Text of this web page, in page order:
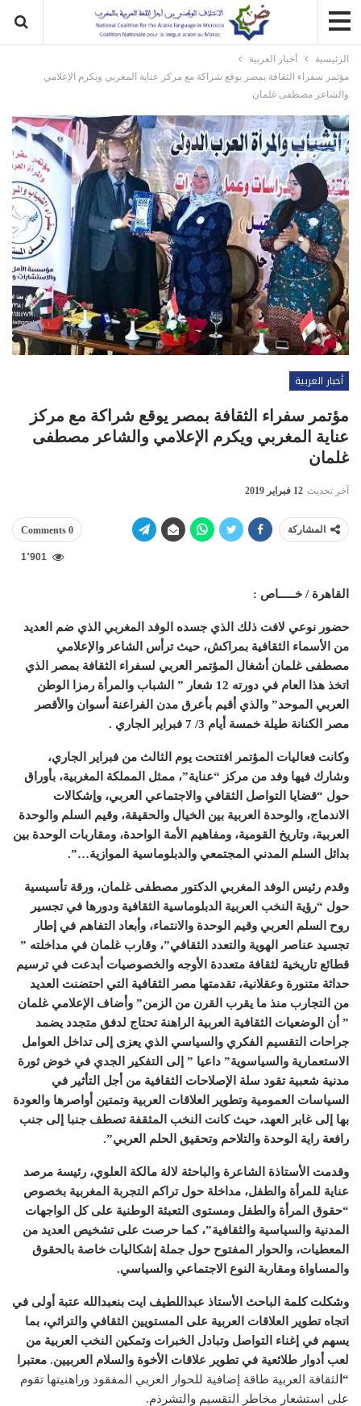
الرئيسية
أخبار العربية
مؤتمر سفراء الثقافة بمصر يوقع شراكة مع مركز عناية المغربي ويكرم الإعلامي
والشاعر مصطفى غلمان
أخبار العربية
مؤتمر سفراء الثقافة بمصر يوقع شراكة مع مركز
عناية المغربي ويكرم الإعلامي والشاعر مصطفى
غلمان
آخر تحديث 12 فبراير 2019
المشاركة 0 Comments
1٬901
القاهرة / خـــــاص :
حضور نوعي لافت ذلك الذي جسده الوفد المغربي الذي ضم العديد
من الأسماء الثقافية بمراكش، حيث ترأس الشاعر والإعلامي
مصطفى غلمان أشغال المؤتمر العربي لسفراء الثقافة بمصر الذي
اتخذ هذا العام في دورته 12 شعار ” الشباب والمرأة رمزا الوطن
العربي الموحد” والذي أقيم بأعرق مدن الفراعنة أسوان والأقصر
مصر الكنانة طيلة خمسة أيام 3/ 7 فبراير الجاري .
وكانت فعاليات المؤتمر افتتحت يوم الثالث من فبراير الجاري،
وشارك فيها وفد من مركز “عناية”، ممثل المملكة المغربية، بأوراق
حول “قضايا التواصل الثقافي والاجتماعي العربي، وإشكالات
الاندماج، والوحدة العربية بين الخيال والحقيقة، وقيم السلم والوحدة
العربية، وتاريخ القومية، ومفاهيم الأمة الواحدة، ومقاربات الوحدة بين
بدائل السلم المدني المجتمعي والدبلوماسية الموازية…”.
وقدم رئيس الوفد المغربي الدكتور مصطفى غلمان، ورقة تأسيسية
حول “رؤية النخب العربية الدبلوماسية الثقافية ودورها في تجسير
روح السلم العربي وقيم الوحدة والانتماء، وأبعاد التفاهم في إطار
تجسيد عناصر الهوية والتعدد الثقافي”، وقارب غلمان في مداخلته ”
قطائع تاريخية لثقافة متعددة الأوجه والخصوصيات أبدعت في ترسيم
حداثة متنورة وعقلانية، تقدمتها مصر الثقافية التي احتضنت العديد
من التجارب منذ ما يقرب القرن من الزمن” وأضاف الإعلامي غلمان
” أن الوضعيات الثقافية العربية الراهنة تحتاج لدفق متجدد يضمد
جراحات التقسيم الفكري والسياسي الذي يعزى إلى تداخل العوامل
الاستعمارية والسياسوية” داعيا ” إلى التفكير الجدي في خوض ثورة
مدنية شعبية تقود سلة الإصلاحات الثقافية من أجل التأثير في
السياسات العمومية وتطوير العلاقات العربية وتمتين أواصرها والعودة
بها إلى غابر العهد، حيث كانت النخب المثقفة تصطف جنبا إلى جنب
رافعة راية الوحدة والتلاحم وتحقيق الحلم العربي”.
وقدمت الأستاذة الشاعرة والباحثة لالة مالكة العلوي، رئيسة مرصد
عناية للمرأة والطفل، مداخلة حول تراكم التجربة المغربية بخصوص
“حقوق المرأة والطفل ومستوى التعبئة الوطنية على كل الواجهات
المدنية والسياسية والثقافية”، كما حرصت على تشخيص العديد من
المعطيات، والحوار المفتوح حول جملة إشكاليات خاصة بالحقوق
والمساواة ومقاربة النوع الاجتماعي والسياسي.
وشكلت كلمة الباحث الأستاذ عبداللطيف ايت بنعبدالله عتبة أولى في
اتجاه تطوير العلاقات العربية على المستويين الثقافي والتراثي، بما
يسهم في إغناء التواصل وتبادل الخبرات وتمكين النخب العربية من
لعب أدوار طلائعية في تطوير علاقات الأخوة والسلام العربيين. معتبرا
“ا لثقافة العربية طاقة إضافية للحوار العربي المفقود وراهنيتها تقوم
على استشعار مخاطر التقسيم والتشرذم.